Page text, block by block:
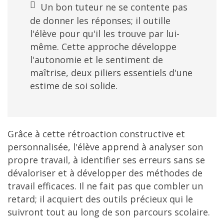
Un bon tuteur ne se contente pas
de donner les réponses; il outille
l'élève pour qu'il les trouve par lui-
même. Cette approche développe
l'autonomie et le sentiment de
maîtrise, deux piliers essentiels d'une
estime de soi solide.
Grâce à cette rétroaction constructive et
personnalisée, l'élève apprend à analyser son
propre travail, à identifier ses erreurs sans se
dévaloriser et à développer des méthodes de
travail efficaces. Il ne fait pas que combler un
retard; il acquiert des outils précieux qui le
suivront tout au long de son parcours scolaire.